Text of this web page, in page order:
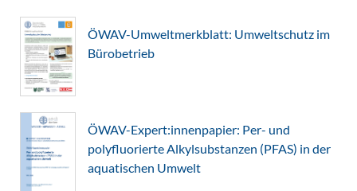
ÖWAV-Umweltmerkblatt: Umweltschutz im
Bürobetrieb
ÖWAV-Expert:innenpapier: Per- und
polyfluorierte Alkylsubstanzen (PFAS) in der
aquatischen Umwelt